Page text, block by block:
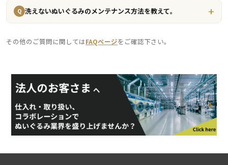
Q 洗えないぬいぐるみのメンテナンス方法を教えて。
その他のご質問に関してはFAQページをご確認下さい。